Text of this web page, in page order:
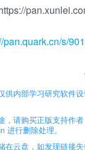
pan.quark.cn/s/
供内部学习研究软件
，请购买正版支持作
进行删除处理。
在云盘，如发现链接